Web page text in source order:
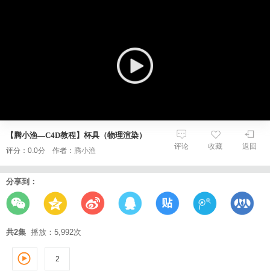
【腾小渔—C4D教程】杯具（物理渲染）
评分：0.0分 作者： 腾小渔 返回
收藏
评论
分享到：
共2集 播放：5,992次
2